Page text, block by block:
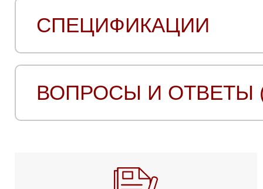
СПЕЦИФИКАЦИИ
ВОПРОСЫ И ОТВЕТЫ